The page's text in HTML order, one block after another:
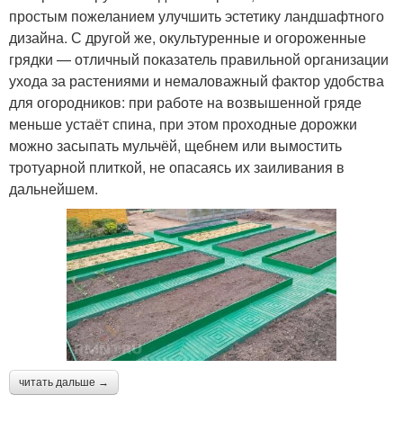
простым пожеланием улучшить эстетику ландшафтного
дизайна. С другой же, окультуренные и огороженные
грядки — отличный показатель правильной организации
ухода за растениями и немаловажный фактор удобства
для огородников: при работе на возвышенной гряде
меньше устаёт спина, при этом проходные дорожки
можно засыпать мульчёй, щебнем или вымостить
тротуарной плиткой, не опасаясь их заиливания в
дальнейшем.
читать дальше →